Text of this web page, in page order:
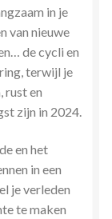
in je
van nieuwe
de cycli en
terwijl je
rust en
zijn in 2024.
en het
in een
je verleden
te maken